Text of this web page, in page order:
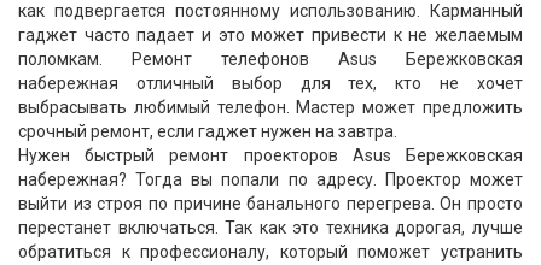
как подвергается постоянному использованию. Карманный
гаджет часто падает и это может привести к не желаемым
поломкам. Ремонт телефонов Asus Бережковская
набережная отличный выбор для тех, кто не хочет
выбрасывать любимый телефон. Мастер может предложить
срочный ремонт, если гаджет нужен на завтра.
Нужен быстрый ремонт проекторов Asus Бережковская
набережная? Тогда вы попали по адресу. Проектор может
выйти из строя по причине банального перегрева. Он просто
перестанет включаться. Так как это техника дорогая, лучше
обратиться к профессионалу, который поможет устранить